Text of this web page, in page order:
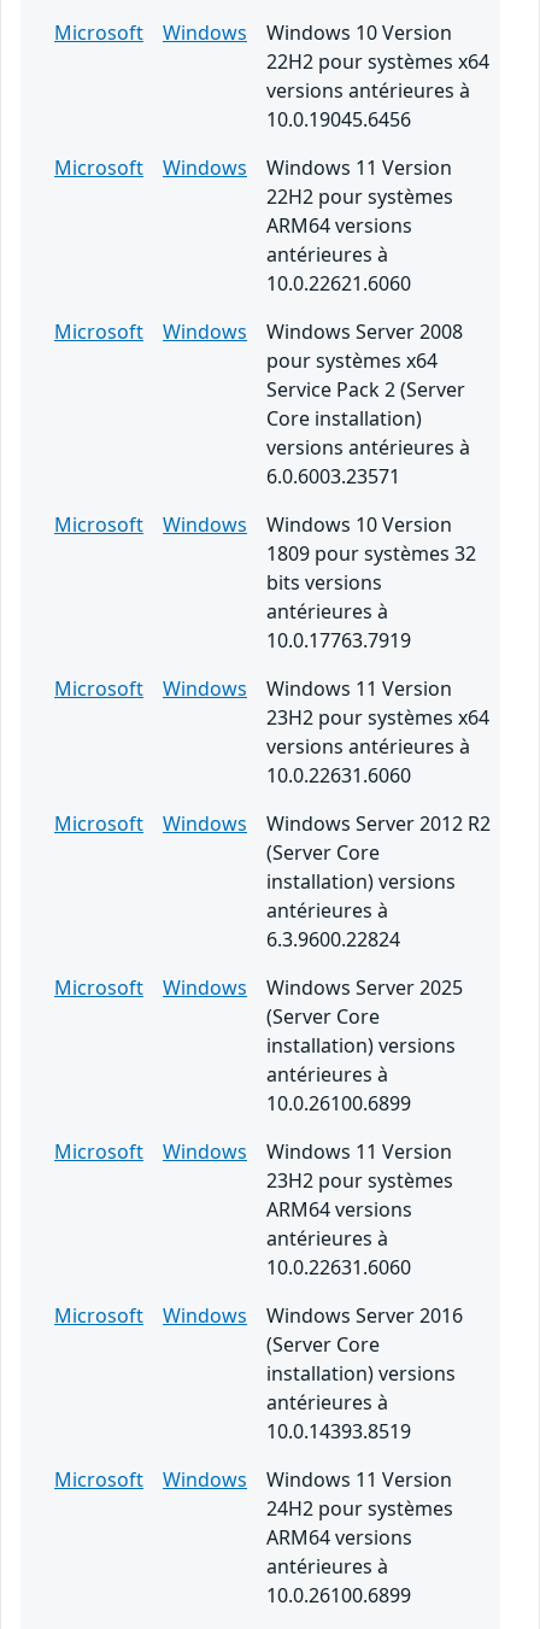
Microsoft
Windows
Windows 10 Version
22H2 pour systèmes x64
versions antérieures à
10.0.19045.6456
Microsoft
Windows
Windows 11 Version
22H2 pour systèmes
ARM64 versions
antérieures à
10.0.22621.6060
Microsoft
Windows
Windows Server 2008
pour systèmes x64
Service Pack 2 (Server
Core installation)
versions antérieures à
6.0.6003.23571
Microsoft
Windows
Windows 10 Version
1809 pour systèmes 32
bits versions
antérieures à
10.0.17763.7919
Microsoft
Windows
Windows 11 Version
23H2 pour systèmes x64
versions antérieures à
10.0.22631.6060
Microsoft
Windows
Windows Server 2012 R2
(Server Core
installation) versions
antérieures à
6.3.9600.22824
Microsoft
Windows
Windows Server 2025
(Server Core
installation) versions
antérieures à
10.0.26100.6899
Microsoft
Windows
Windows 11 Version
23H2 pour systèmes
ARM64 versions
antérieures à
10.0.22631.6060
Microsoft
Windows
Windows Server 2016
(Server Core
installation) versions
antérieures à
10.0.14393.8519
Microsoft
Windows
Windows 11 Version
24H2 pour systèmes
ARM64 versions
antérieures à
10.0.26100.6899